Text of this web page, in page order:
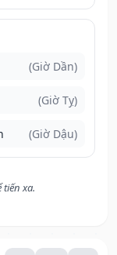
(Giờ Dần)
(Giờ Tỵ)
(Giờ Dậu)
xa.